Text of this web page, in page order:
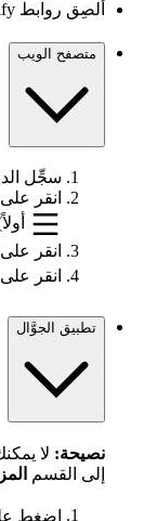
ألصِق روابط Spotify في حقل النصوص
متصفح الويب
سجِّل
انقر على
انقر على
انقر على
تطبيق الجوَّال
نصيحة: لا
إلى القسم
اضغط